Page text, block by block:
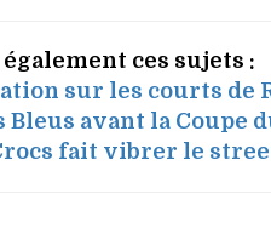
ces sujets :
sur les courts de
Bleus avant la Coupe
fait vibrer le